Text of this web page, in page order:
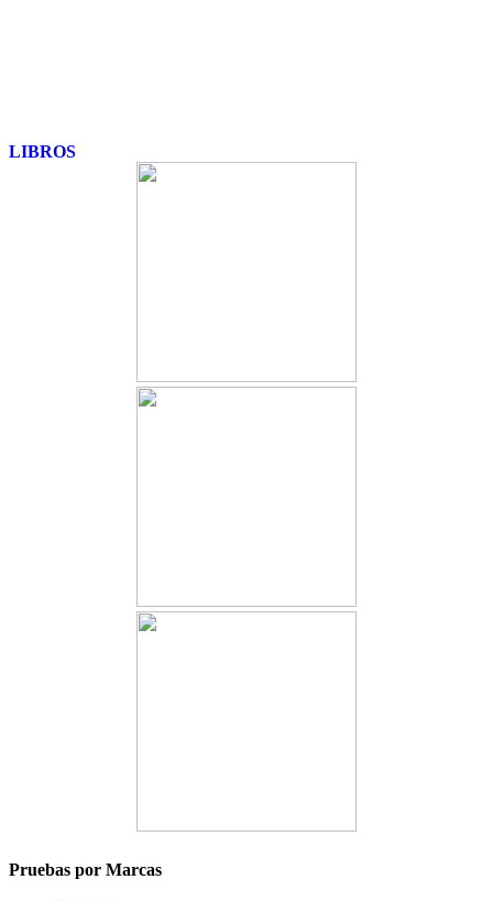
LIBROS
Pruebas por Marcas